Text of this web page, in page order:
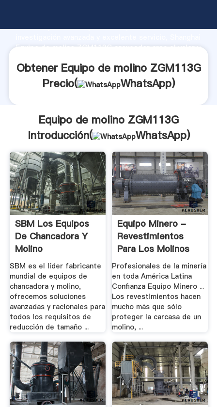
fuerte capacidad de producción, fuerza de
Equipo de molino ZGM113G proveedor crea el valor y
Obtener Equipo de molino ZGM113G
Precio(
WhatsApp)
Equipo de molino ZGM113G
Introducción(
WhatsApp)
SBM Los Equipos
De Chancadora Y
Molino
SBM es el líder fabricante
mundial de equipos de
chancadora y molino,
ofrecemos soluciones
avanzadas y racionales para
todos los requisitos de
reducción de tamaño ...
Equipo Minero -
Revestimientos
Para Los Molinos
Profesionales de la minería
en toda América Latina
Confianza Equipo Minero ...
Los revestimientos hacen
mucho más que sólo
proteger la carcasa de un
molino, ...